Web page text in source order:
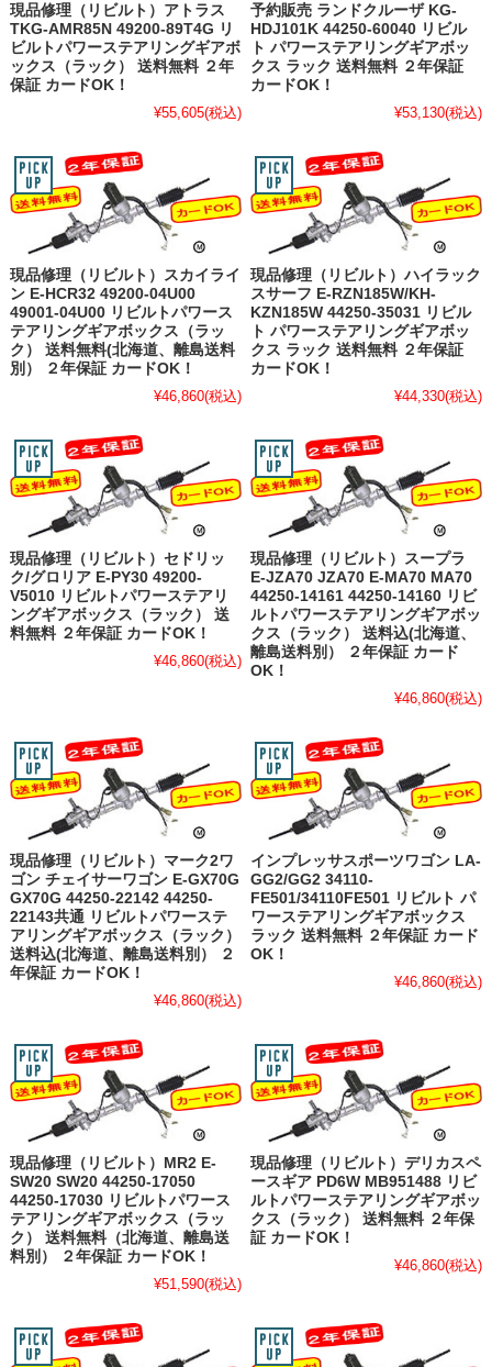
現品修理（リビルト）アトラス
TKG-AMR85N 49200-89T4G リ
ビルトパワーステアリングギアボ
ックス（ラック） 送料無料 ２年
保証 カードOK！
¥55,605(税込)
予約販売 ランドクルーザ KG-
HDJ101K 44250-60040 リビル
ト パワーステアリングギアボッ
クス ラック 送料無料 ２年保証
カードOK！
¥53,130(税込)
現品修理（リビルト）スカイライ
ン E-HCR32 49200-04U00
49001-04U00 リビルトパワース
テアリングギアボックス（ラッ
ク） 送料無料(北海道、離島送料
別） ２年保証 カードOK！
¥46,860(税込)
現品修理（リビルト）ハイラック
スサーフ E-RZN185W/KH-
KZN185W 44250-35031 リビル
ト パワーステアリングギアボッ
クス ラック 送料無料 ２年保証
カードOK！
¥44,330(税込)
現品修理（リビルト）セドリッ
ク/グロリア E-PY30 49200-
V5010 リビルトパワーステアリ
ングギアボックス（ラック） 送
料無料 ２年保証 カードOK！
¥46,860(税込)
現品修理（リビルト）スープラ
E-JZA70 JZA70 E-MA70 MA70
44250-14161 44250-14160 リビ
ルトパワーステアリングギアボッ
クス（ラック） 送料込(北海道、
離島送料別） ２年保証 カード
OK！
¥46,860(税込)
現品修理（リビルト）マーク2ワ
ゴン チェイサーワゴン E-GX70G
GX70G 44250-22142 44250-
22143共通 リビルトパワーステ
アリングギアボックス（ラック）
送料込(北海道、離島送料別） ２
年保証 カードOK！
¥46,860(税込)
インプレッサスポーツワゴン LA-
GG2/GG2 34110-
FE501/34110FE501 リビルト パ
ワーステアリングギアボックス
ラック 送料無料 ２年保証 カード
OK！
¥46,860(税込)
現品修理（リビルト）MR2 E-
SW20 SW20 44250-17050
44250-17030 リビルトパワース
テアリングギアボックス（ラッ
ク） 送料無料（北海道、離島送
料別） ２年保証 カードOK！
¥51,590(税込)
現品修理（リビルト）デリカスペ
ースギア PD6W MB951488 リビ
ルトパワーステアリングギアボッ
クス（ラック） 送料無料 ２年保
証 カードOK！
¥46,860(税込)